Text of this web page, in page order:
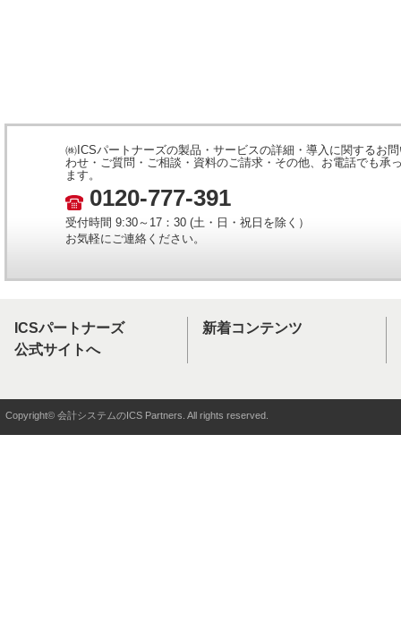
㈱ICSパートナーズの製品・サービスの詳細・導入に関するお
わせ・ご質問・ご相談・資料のご請求・その他、お電話でも承
ます。
0120-777-391
受付時間 9:30～17：30 (土・日・祝日を除く）
お気軽にご連絡ください。
ICSパートナーズ
公式サイトへ
新着コンテンツ
Copyright© 会計システムのICS Partners. All rights reserved.